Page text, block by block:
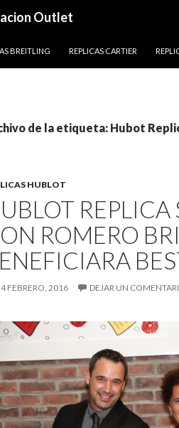
Outlet
BREITLING REPLICAS CARTIER
de la etiqueta: Hubot
HUBLOT
REPLICA
ROMERO
FEBRERO, 2016 DEJAR UN